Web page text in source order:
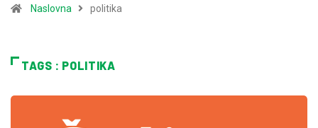
Naslovna politika
TAGS : POLITIKA